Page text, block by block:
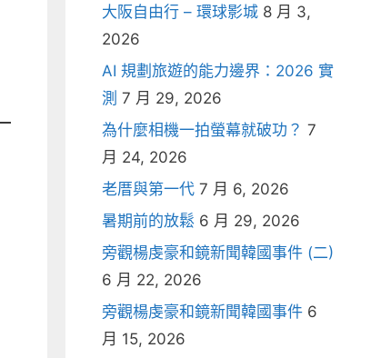
大阪自由行 – 環球影城 8 月 3,
2026
AI 規劃旅遊的能力邊界：2026 實
測 7 月 29, 2026
為什麼相機一拍螢幕就破功？ 7
月 24, 2026
老厝與第一代 7 月 6, 2026
暑期前的放鬆 6 月 29, 2026
旁觀楊虔豪和鏡新聞韓國事件 (二)
6 月 22, 2026
旁觀楊虔豪和鏡新聞韓國事件 6
月 15, 2026